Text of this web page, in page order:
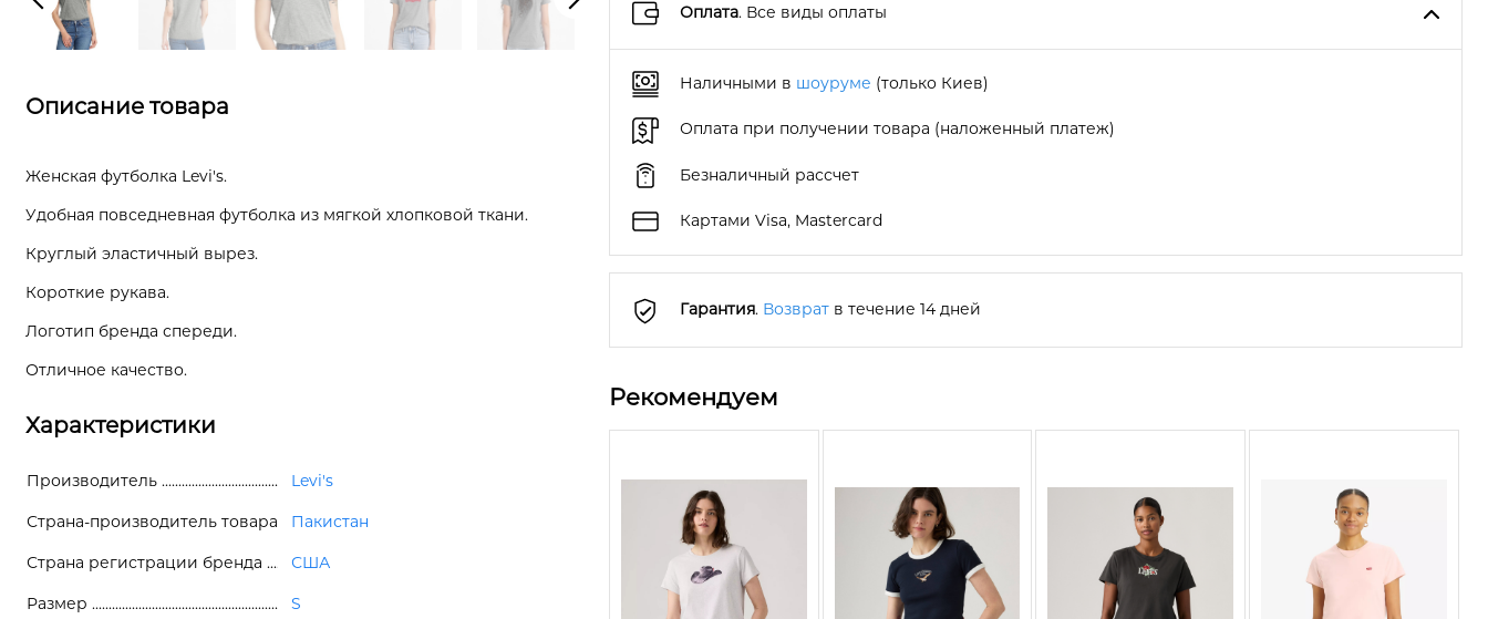
Оплата. Все виды оплаты
Наличными в шоуруме (только Киев)
Оплата при получении товара (наложенный платеж)
Безналичный рассчет
Картами Visa, Mastercard
Гарантия. Возврат в течение 14 дней
Рекомендуем
Описание товара
Женская футболка Levi's.
Удобная повседневная футболка из мягкой хлопковой ткани.
Круглый эластичный вырез.
Короткие рукава.
Логотип бренда спереди.
Отличное качество.
Характеристики
Производитель Levi's
Страна-производитель товара Пакистан
Страна регистрации бренда США
Размер S